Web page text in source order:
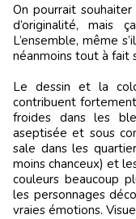
On pourrait
d’originalité, mais
L’ensemble, même
néanmoins tout à fait
Le dessin et la
contribuent
froides dans les
aseptisée et sous
sale dans les
moins chanceux) et
couleurs beaucoup
les personnages
vraies émotions.